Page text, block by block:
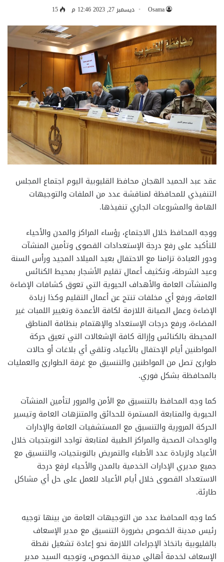
Osama ديسمبر 27, 2023 12:46 م 15
عقد عبد الحميد الهجان محافظ القليوبية اليوم اجتماع المجلس
التنفيذي للمحافظة لمناقشة عدد من الملفات والتوجيهات
الهامة والمشروعات الجاري تنفيذها.
ووجه المحافظ خلال الاجتماع، رؤساء المراكز والمدن والأحياء
للتأكيد على رفع درجة الإستعدادات القصوى وتأمين المنشآت
ودور العبادة تزامنا مع الاحتفال بعيد الميلاد المجيد ورأس السنة
وعيد الشرطة، وتكثيف أعمال تقليم الأشجار بمحيط الكنائس
والمنشآت العامة والأهداف الحيوية التي تعوق كشافات الإضاءة
العامة، ورفع أي مخلفات تنتج عن أعمال التقليم وكذا زيادة
الإضاءة وعمل الصيانة اللازمة لكافة الأعمدة وتغيير اللمبات غير
المضاءة، ورفع درجات الإستعداد والإهتمام بنظافة المناطق
المحيطة بالكنائس وإزالة كافة الإشغالات التي تعيق حركة
المواطنين أيام الإحتفال بالأعياد، وتلقي أي بلاغات أو حالات
طوارئ تصل من المواطنين والتنسيق مع غرفة الطوارئ والعمليات
بالمحافظة بشكل فوري.
كما وجه المحافظ بالتنسيق مع الأمن والمرور لتأمين المنشآت
الحيوية والمتابعة المستمرة للحدائق والمتنزهات العامة وتيسير
الحركة المرورية والتنسيق مع المستشفيات العامة والإدارات
والوحدات الصحية والمراكز الطبية لمتابعة تواجد النوبتجيات خلال
الأعياد ولزيادة عدد الأطباء والتمريض بالنوبتجيات، والتنسيق مع
جميع مديري الإدارات الخدمية بالمدن والأحياء لرفع درجة
الاستعداد القصوى خلال أيام الأعياد للعمل على حل أي مشاكل
طارئة.
كما وجه المحافظ عدد من التوجيهات العامة من بينها توجيه
رئيس مدينة الخصوص بضرورة التنسيق مع مدير الإسعاف
بالقليوبية باتخاذ الإجراءات اللازمة نحو إعادة تشغيل نقطة
الإسعاف لخدمة أهالي مدينة الخصوص، وتوجيه السيد مدير